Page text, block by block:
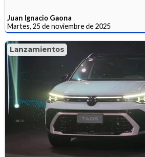
Juan Ignacio Gaona
Martes, 25 de noviembre de 2025
Lanzamientos